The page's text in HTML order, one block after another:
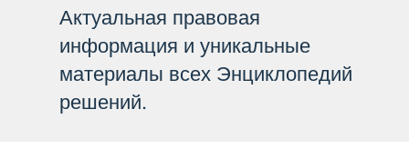
Актуальная правовая
информация и уникальные
материалы всех Энциклопедий
решений.